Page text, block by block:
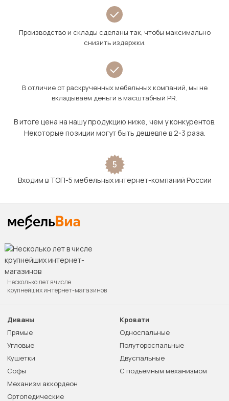
Производство и склады сделаны так, чтобы максимально
снизить издержки.
В отличие от раскрученных мебельных компаний, мы не
вкладываем деньги в масштабный PR.
В итоге цена на нашу продукцию ниже, чем у конкурентов.
Некоторые позиции могут быть дешевле в 2-3 раза.
5
Входим в ТОП-5 мебельных интернет-компаний России
Несколько лет в числе
крупнейших интернет-магазинов
Диваны
Прямые
Угловые
Кушетки
Софы
Механизм аккордеон
Ортопедические
Кровати
Односпальные
Полутороспальные
Двуспальные
С подъемным механизмом